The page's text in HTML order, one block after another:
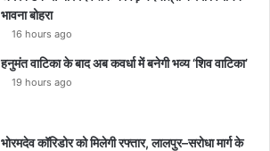
भावना बोहरा
16 hours ago
हनुमंत वाटिका के बाद अब कवर्धा में बनेगी भव्य ‘शिव वाटिका’
19 hours ago
भोरमदेव कॉरिडोर को मिलेगी रफ्तार, लालपुर–सरोधा मार्ग के